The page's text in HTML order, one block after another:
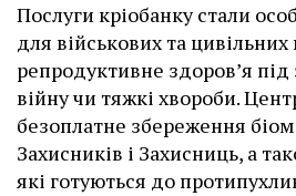
Послуги кріобанку стали
для військових та цивільних
репродуктивне здоров’я під
війну чи тяжкі хвороби.
безоплатне збереження
Захисників і Захисниць, а
які готуються до